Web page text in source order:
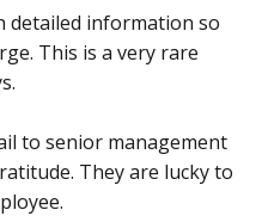
detailed information so
This is a very rare
to senior management
They are lucky to